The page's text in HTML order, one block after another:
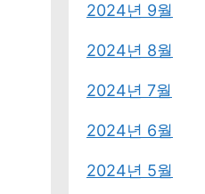
2024년 9월
2024년 8월
2024년 7월
2024년 6월
2024년 5월